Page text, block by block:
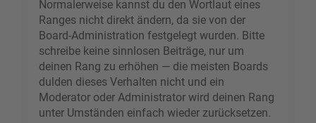
Normalerweise kannst du den Wortlaut eines
Ranges nicht direkt ändern, da sie von der
Board-Administration festgelegt wurden. Bitte
schreibe keine sinnlosen Beiträge, nur um
deinen Rang zu erhöhen — die meisten Boards
dulden dieses Verhalten nicht und ein
Moderator oder Administrator wird deinen Rang
unter Umständen einfach wieder zurücksetzen.